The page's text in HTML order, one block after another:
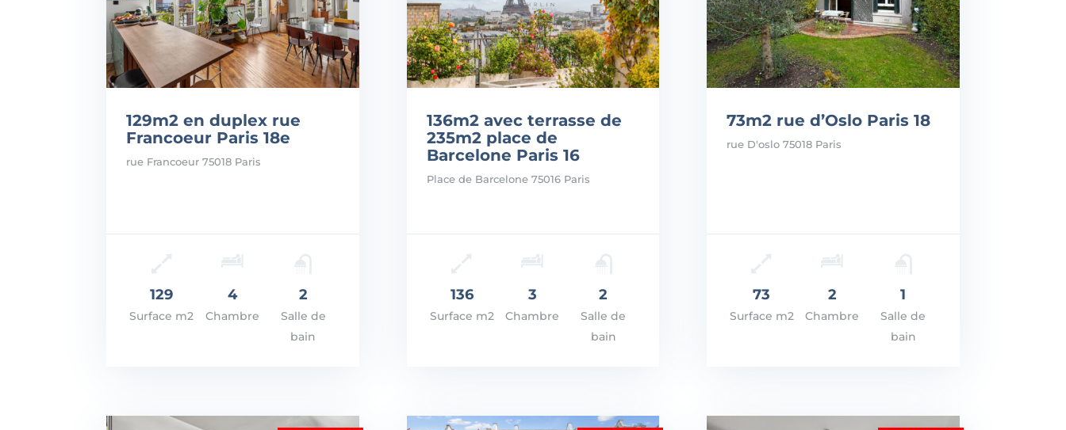
VOIR LES DÉTAILS
129m2 en duplex rue
Francoeur Paris 18e
rue Francoeur 75018 Paris
129
Surface m2
4
Chambre
2
Salle de
bain
VOIR LES DÉTAILS
136m2 avec terrasse de
235m2 place de
Barcelone Paris 16
Place de Barcelone 75016 Paris
136
Surface m2
3
Chambre
2
Salle de
bain
VOIR LES DÉTAILS
73m2 rue d’Oslo Paris 18
rue D'oslo 75018 Paris
73
Surface m2
2
Chambre
1
Salle de
bain